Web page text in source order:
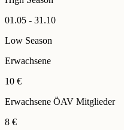
01.05 - 31.10
Low Season
Erwachsene
10 €
Erwachsene ÖAV Mitglieder
8 €